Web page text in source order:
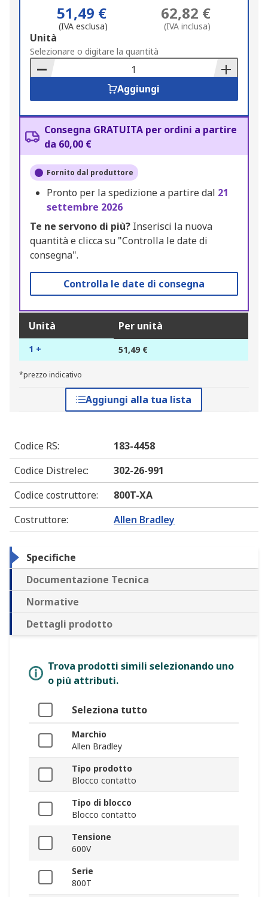
51,49 €
(IVA esclusa)
62,82 €
(IVA inclusa)
Add
to
Basket
Unità
Selezionare o digitare la quantità
Aggiungi
Consegna GRATUITA per ordini a partire
da 60,00 €
Fornito dal produttore
Pronto per la spedizione a partire dal 21
settembre 2026
Te ne servono di più? Inserisci la nuova
quantità e clicca su "Controlla le date di
consegna".
Controlla le date di consegna
Unità Per unità
1 + 51,49 €
*prezzo indicativo
Aggiungi alla tua lista
Codice RS:
183-4458
Codice Distrelec:
302-26-991
Codice costruttore:
800T-XA
Costruttore: Allen Bradley
Specifiche
Documentazione Tecnica
Normative
Dettagli prodotto
Trova prodotti simili selezionando uno
o più attributi.
Seleziona tutto
Marchio
Allen Bradley
Tipo prodotto
Blocco contatto
Tipo di blocco
Blocco contatto
Tensione
600V
Serie
800T